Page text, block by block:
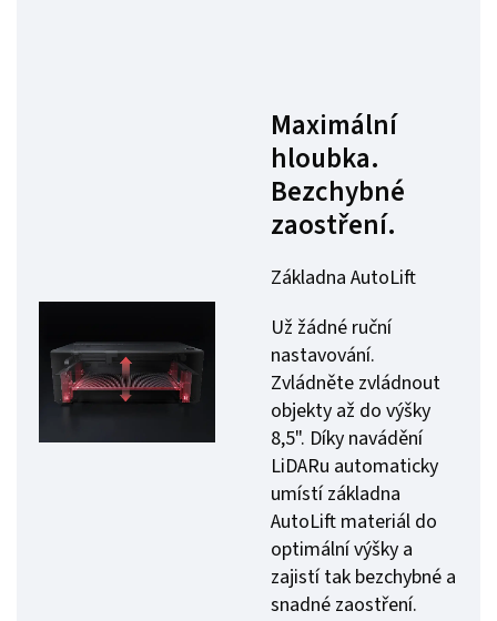
Maximální
hloubka.
Bezchybné
zaostření.
Základna AutoLift
Už žádné ruční
nastavování.
Zvládněte zvládnout
objekty až do výšky
8,5". Díky navádění
LiDARu automaticky
umístí základna
AutoLift materiál do
optimální výšky a
zajistí tak bezchybné a
snadné zaostření.